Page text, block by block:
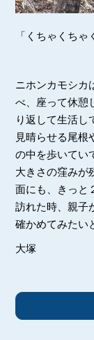
「くちゃくちゃ
ニホンカモシカ
べ、座って休憩
り返して生活し
見晴らせる尾根
の中を歩いてい
大きさの窪みが
面にも、きっと
訪れた時、親子
確かめてみたい
大塚